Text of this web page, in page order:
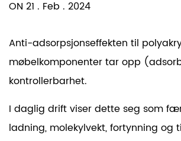
ON 21 . Feb . 2024
Anti-adsorpsjonseffekten til
møbelkomponenter tar opp
kontrollerbarhet.
I daglig drift viser dette seg som
ladning, molekylvekt, fortynning